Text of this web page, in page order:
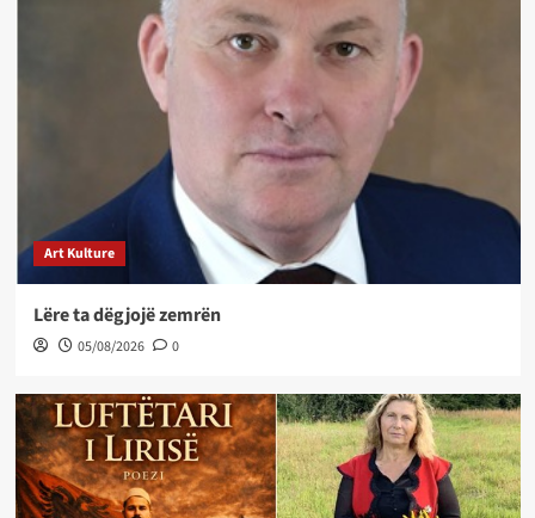
Art Kulture
Lëre ta dëgjojë zemrën
05/08/2026 0